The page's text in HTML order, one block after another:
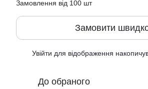
Замовлення від 100 шт
Замовити
Увійти для відображення
До обраного